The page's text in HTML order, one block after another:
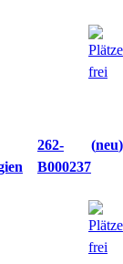
262-
B000237
neu